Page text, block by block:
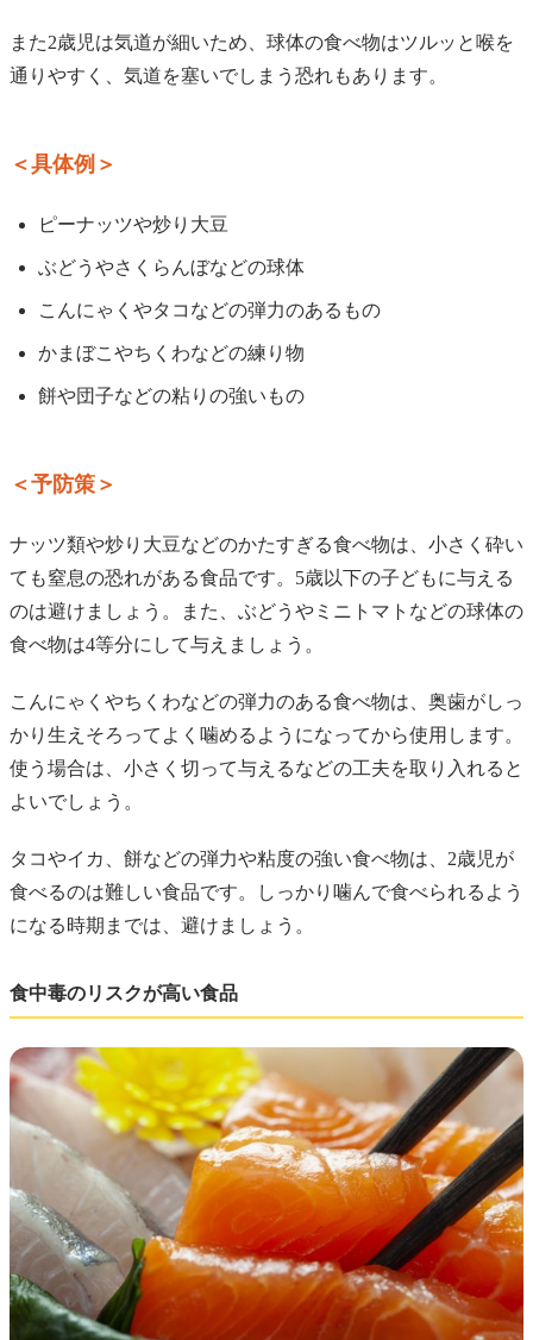
また2歳児は気道が細いため、球体の食べ物はツルッと喉を
通りやすく、気道を塞いでしまう恐れもあります。
＜具体例＞
ピーナッツや炒り大豆
ぶどうやさくらんぼなどの球体
こんにゃくやタコなどの弾力のあるもの
かまぼこやちくわなどの練り物
餅や団子などの粘りの強いもの
＜予防策＞
ナッツ類や炒り大豆などのかたすぎる食べ物は、小さく砕い
ても窒息の恐れがある食品です。5歳以下の子どもに与える
のは避けましょう。また、ぶどうやミニトマトなどの球体の
食べ物は4等分にして与えましょう。
こんにゃくやちくわなどの弾力のある食べ物は、奥歯がしっ
かり生えそろってよく噛めるようになってから使用します。
使う場合は、小さく切って与えるなどの工夫を取り入れると
よいでしょう。
タコやイカ、餅などの弾力や粘度の強い食べ物は、2歳児が
食べるのは難しい食品です。しっかり噛んで食べられるよう
になる時期までは、避けましょう。
食中毒のリスクが高い食品